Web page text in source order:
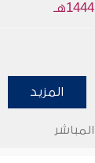
1444هـ
المزيد
المباشر